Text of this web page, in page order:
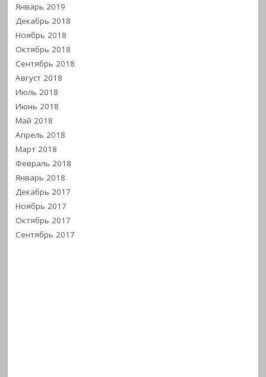
Январь 2019
Декабрь 2018
Ноябрь 2018
Октябрь 2018
Сентябрь 2018
Август 2018
Июль 2018
Июнь 2018
Май 2018
Апрель 2018
Март 2018
Февраль 2018
Январь 2018
Декабрь 2017
Ноябрь 2017
Октябрь 2017
Сентябрь 2017